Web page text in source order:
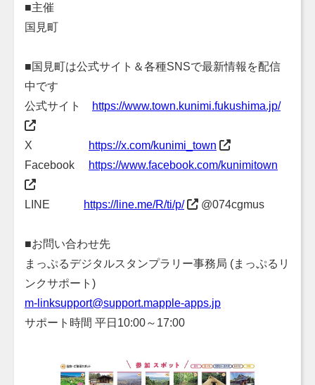
■主催
国見町
■国見町は公式サイト＆各種SNSで最新情報を配信
中です
公式サイト
https://www.town.kunimi.fukushima.jp/
X
https://x.com/kunimi_town
Facebook
https://www.facebook.com/kunimitown
LINE https://line.me/R/ti/p/ @074cgmus
■お問い合わせ先
まっぷるデジタルスタンプラリー事務局 (まっぷるリ
ンクサポート)
m-linksupport@support.mapple-apps.jp
サポート時間 平日10:00～17:00